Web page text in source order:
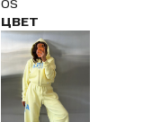
OS
ЦВЕТ